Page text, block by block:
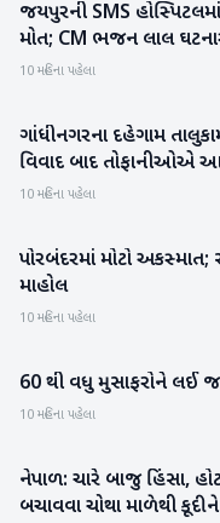
રાષ્ટ્રીય
જયપુરની SMS
મોત; CM ભજન લાલ
10 મહિના પહેલા
ગુજરાત
ગાંધીનગરના દહેગામ
વિવાદ બાદ તોફાનીઓએ
10 મહિના પહેલા
ગુજરાત
પોરબંદરમાં મોટો
માહોલ
10 મહિના પહેલા
રાષ્ટ્રીય
60 થી વધુ મુસાફરોને લઈ
10 મહિના પહેલા
આંતરરાષ્ટ્રીય
નેપાળ: ચારે બાજુ હિંસા,
બચાવવા ચોથા માળેથી